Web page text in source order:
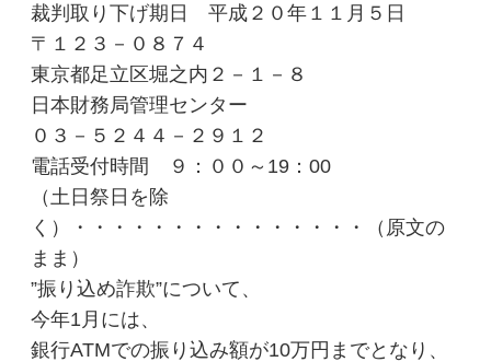
裁判取り下げ期日 平成２０年１１月５日
〒１２３－０８７４
東京都足立区堀之内２－１－８
日本財務局管理センター
０３－５２４４－２９１２
電話受付時間 ９：００～19：00
（土日祭日を除
く）・・・・・・・・・・・・・・・（原文の
まま）
”振り込め詐欺”について、
今年1月には、
銀行ATMでの振り込み額が10万円までとなり、